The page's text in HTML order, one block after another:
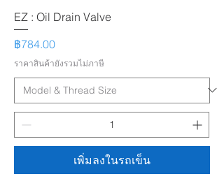
EZ : Oil Drain Valve
ราคา
฿784.00
ราคาสินค้ายังรวมไม่ภาษี
เพิ่มลงในรถเข็น